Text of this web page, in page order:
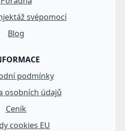
svépomocí
Blog
podmínky
osobních údajů
Ceník
cookies EU